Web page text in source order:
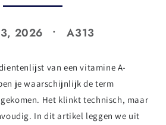
2026 A313
van een vitamine A-
je waarschijnlijk de term
Het klinkt technisch, maar
In dit artikel leggen we uit